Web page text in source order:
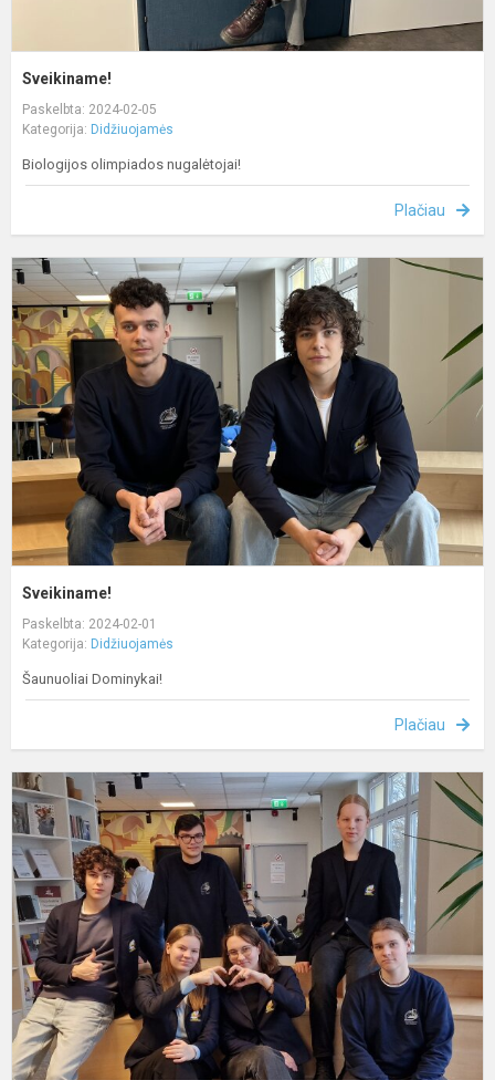
Sveikiname!
Paskelbta: 2024-02-05
Kategorija: Didžiuojamės
Biologijos olimpiados nugalėtojai!
Plačiau
Sveikiname!
Paskelbta: 2024-02-01
Kategorija: Didžiuojamės
Šaunuoliai Dominykai!
Plačiau